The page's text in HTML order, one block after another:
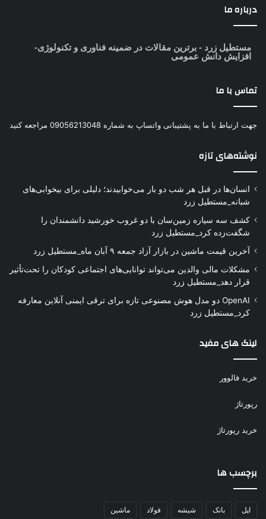
درباره ما
مستطیل زرد - برترین مقالات در ضمینه فناوری و تکنولوژی-
افزایش دانش عمومی
تماس با ما
جهت ارتباط با ما به پشتیبانی واتساپ به شماره 09056213048 مراجعه کنید
نوشته‌های تازه
انسان‌ها در قبل هر شب دو بار می‌خوابیدند؛ دلیلی برای بیخوابی‌های
شبانه_مستطیل زرد
کشف سه سیاره زمین‌سان با دو غروب خورشید دانشمندان را
شگفت‌زده کرد_مستطیل زرد
آخرین قیمت ماشین در بازار آزاد جمعه ۹ آبان ماه_مستطیل زرد
مشکلات مالی والدین می‌تواند توانایی‌های اجتماعی کودکان را تحت‌تأثیر
قرار دهد_مستطیل زرد
OpenAI دو مدل هوش مصنوعی تازه برای ترقی ایمنی آنلاین معارفه
کرد_مستطیل زرد
لینک های مفید
خرید فالوور
رپورتاژ
خرید رپورتاژ
برچسب ها
اپل بانک شیشه فولاد ماشین